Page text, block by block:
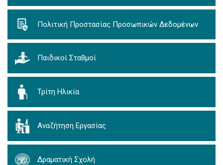
Πολιτική Προστασίας Προσωπικών Δεδομένων
Παιδικοί Σταθμοί
Τρίτη Ηλικία
Αναζήτηση Εργασίας
Δραματική Σχολή